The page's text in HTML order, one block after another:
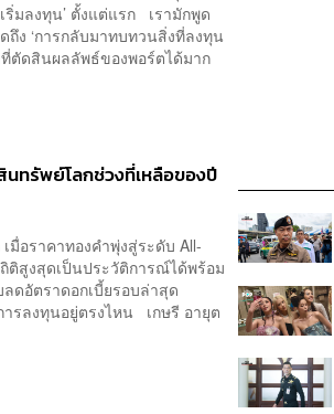
ริ่มลงทุน’ ตั้งแต่แรก เรามักพูด
ถึง ‘การกลับมาทบทวนสิ่งที่ลงทุน
ที่ตัดสินผลลัพธ์ของพอร์ตได้มาก
ทรัพย์โลกช่วงที่เหลือของปี
อราคาทองคำพุ่งสู่ระดับ All-
ติสูงสุดเป็นประวัติการณ์ได้พร้อม
ดอัตราดอกเบี้ยรอบล่าสุด
รลงทุนอยู่ตรงไหน เกษรี อายุต